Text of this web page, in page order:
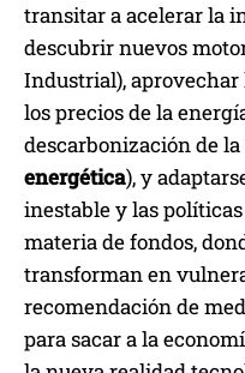
transitar a acelerar la
descubrir nuevos
Industrial),
los precios de la
descarbonización de
energética), y
inestable y las
materia de fondos,
transforman en
recomendación de
para sacar a la